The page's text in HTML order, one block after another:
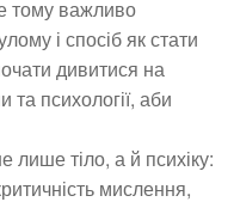
тому важливо
і спосіб як стати
дивитися на
психології, аби
лише тіло, а й психіку:
мислення,